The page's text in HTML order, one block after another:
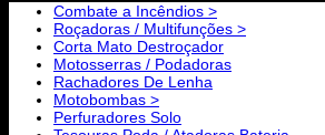
Combate a Incêndios >
Roçadoras / Multifunções >
Corta Mato Destroçador
Motosserras / Podadoras
Rachadores De Lenha
Motobombas >
Perfuradores Solo